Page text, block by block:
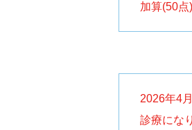
加算(50点
2026年4
診療にな